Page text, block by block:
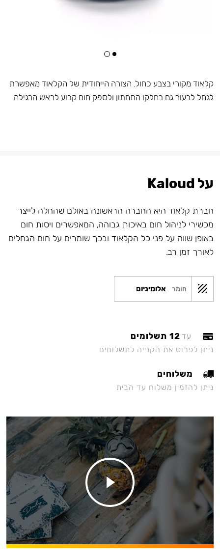
קלאוד מקורי בצבע כחול. הצורה הייחודית של הקלאוד מאפשרת
לגחל לבעור גם בחלקו התחתון ולספק חום קבוע לראש הרגילה.
על Kaloud
חברת קלאוד היא החברה הראשונה באולם שהחלה לייצר
מכשירי לניהול חום באיכות גבוהה, המאפשרים ויסות חום
באופן שווה על פני כל הקלאוד ובכך שומרים על חום הגחלים
לאורך זמן רב.
חומר אלומיניום
עד 12 תשלומים
ניתן לפרוס את הקנייה לתשלומים
משלוחים
ניתן להזמין משלוח עד הבית